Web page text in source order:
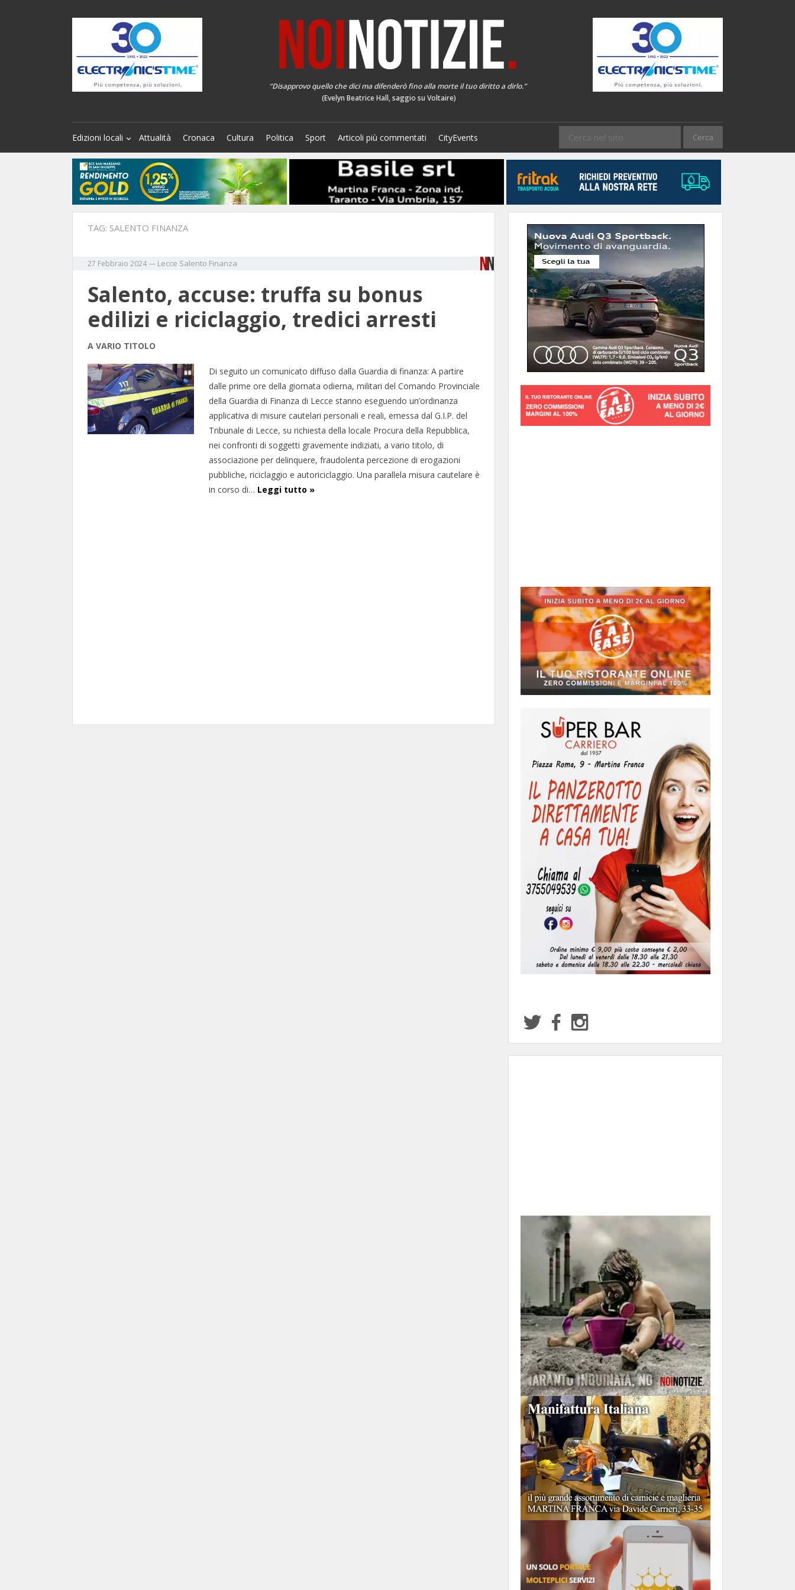
“Disapprovo quello che dici ma difenderò fino alla morte il tuo diritto a dirlo.”
(Evelyn Beatrice Hall, saggio su Voltaire)
Edizioni locali Attualità Cronaca Cultura Politica Sport Articoli più commentati CityEvents
TAG: SALENTO FINANZA
27 Febbraio 2024— Lecce Salento Finanza
Salento, accuse: truffa su bonus
edilizi e riciclaggio, tredici arresti
A VARIO TITOLO
Di seguito un comunicato diffuso dalla Guardia di finanza: A partire
dalle prime ore della giornata odierna, militari del Comando Provinciale
della Guardia di Finanza di Lecce stanno eseguendo un’ordinanza
applicativa di misure cautelari personali e reali, emessa dal G.I.P. del
Tribunale di Lecce, su richiesta della locale Procura della Repubblica,
nei confronti di soggetti gravemente indiziati, a vario titolo, di
associazione per delinquere, fraudolenta percezione di erogazioni
pubbliche, riciclaggio e autoriciclaggio. Una parallela misura cautelare è
in corso di… Leggi tutto »